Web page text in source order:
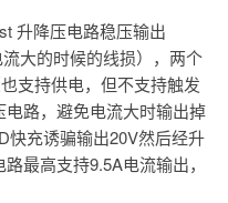
升降压电路稳压输出
大的时候的线损），两个
支持供电，但不支持触发
路，避免电流大时输出掉
快充诱骗输出20V然后经升
最高支持9.5A电流输出，